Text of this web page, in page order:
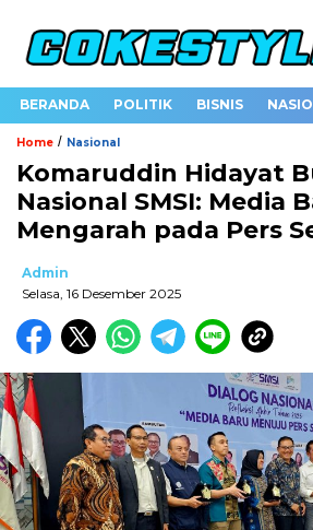
BERANDA POLITIK BISNIS
Home / Nasional
Komaruddin Hidayat
Nasional SMSI: Media
Mengarah pada Pers
Admin
Selasa, 16 Desember 2025